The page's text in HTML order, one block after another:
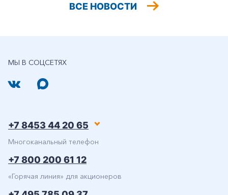
ВСЕ НОВОСТИ
МЫ В СОЦСЕТЯХ
+7 8453 44 20 65
Многоканальный телефон
+7 800 200 61 12
«Горячая линия» для акционеров